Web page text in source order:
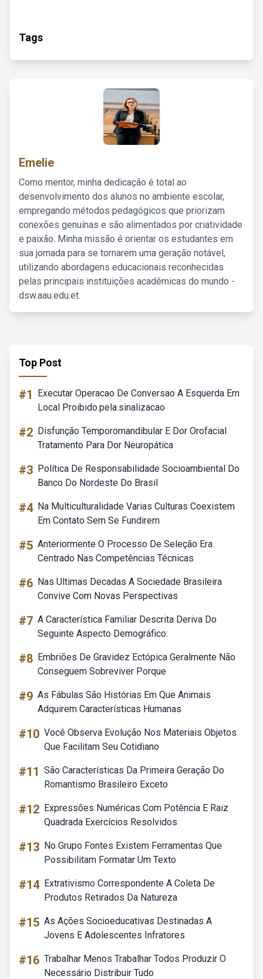
Tags
Emelie
Como mentor, minha dedicação é total ao
desenvolvimento dos alunos no ambiente escolar,
empregando métodos pedagógicos que priorizam
conexões genuínas e são alimentados por criatividade
e paixão. Minha missão é orientar os estudantes em
sua jornada para se tornarem uma geração notável,
utilizando abordagens educacionais reconhecidas
pelas principais instituições acadêmicas do mundo -
dsw.aau.edu.et.
Top Post
#1
Executar Operacao De Conversao A Esquerda Em
Local Proibido.pela.sinalizacao
#2 Disfunção Temporomandibular E Dor Orofacial
Tratamento Para Dor Neuropática
#3 Política De Responsabilidade Socioambiental Do
Banco Do Nordeste Do Brasil
#4 Na Multiculturalidade Varias Culturas Coexistem
Em Contato Sem Se Fundirem
#5 Anteriormente O Processo De Seleção Era
Centrado Nas Competências Técnicas
#6 Nas Ultimas Decadas A Sociedade Brasileira
Convive Com Novas Perspectivas
#7 A Característica Familiar Descrita Deriva Do
Seguinte Aspecto Demográfico:
#8 Embriões De Gravidez Ectópica Geralmente Não
Conseguem Sobreviver Porque
#9 As Fábulas São Histórias Em Que Animais
Adquirem Características Humanas
#10 Você Observa Evolução Nos Materiais Objetos
Que Facilitam Seu Cotidiano
#11 São Características Da Primeira Geração Do
Romantismo Brasileiro Exceto
#12 Expressões Numéricas Com Potência E Raiz
Quadrada Exercícios Resolvidos
#13 No Grupo Fontes Existem Ferramentas Que
Possibilitam Formatar Um Texto
#14 Extrativismo Correspondente A Coleta De
Produtos Retirados Da Natureza
#15 As Ações Socioeducativas Destinadas A
Jovens E Adolescentes Infratores
#16 Trabalhar Menos Trabalhar Todos Produzir O
Necessário Distribuir Tudo